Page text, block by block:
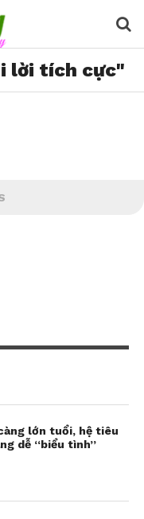
lời tích cực"
lớn tuổi, hệ tiêu
dễ “biểu tình”